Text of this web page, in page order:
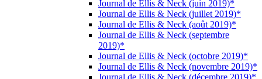
Journal de Ellis & Neck (juin 2019)*
Journal de Ellis & Neck (juillet 2019)*
Journal de Ellis & Neck (août 2019)*
Journal de Ellis & Neck (septembre
2019)*
Journal de Ellis & Neck (octobre 2019)*
Journal de Ellis & Neck (novembre 2019)*
Journal de Ellis & Neck (décembre 2019)*